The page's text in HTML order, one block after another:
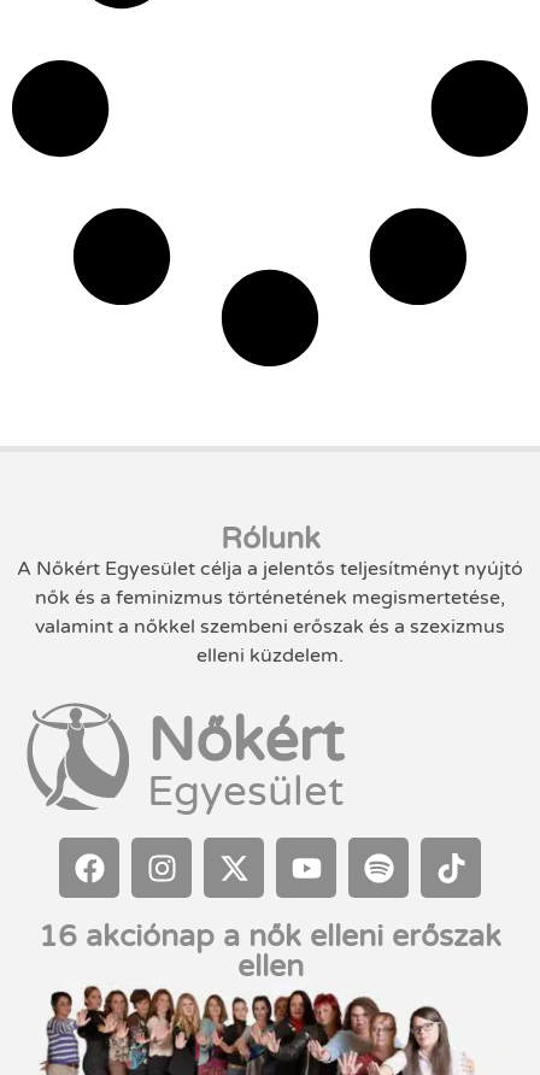
Rólunk
A Nőkért Egyesület célja a jelentős teljesítményt nyújtó
nők és a feminizmus történetének megismertetése,
valamint a nőkkel szembeni erőszak és a szexizmus
elleni küzdelem.
Nőkért
Egyesület
16 akciónap a nők elleni erőszak
ellen